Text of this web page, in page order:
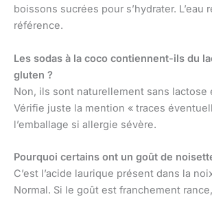
boissons sucrées pour s’hydrater. L’eau
référence.
Les sodas à la coco contiennent-ils du
gluten ?
Non, ils sont naturellement sans lactose
Vérifie juste la mention « traces
l’emballage si allergie sévère.
Pourquoi certains ont un goût de
C’est l’acide laurique présent dans la
Normal. Si le goût est franchement